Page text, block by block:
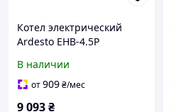
Котел электрический
Ardesto EHB-4.5P
В наличии
от909₴/мес
9 093₴